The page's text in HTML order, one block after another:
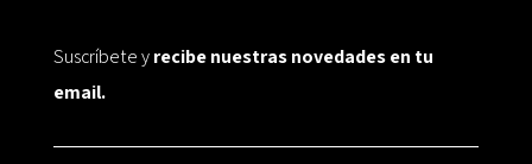
Suscríbete yrecibe nuestras novedades en tu
email.